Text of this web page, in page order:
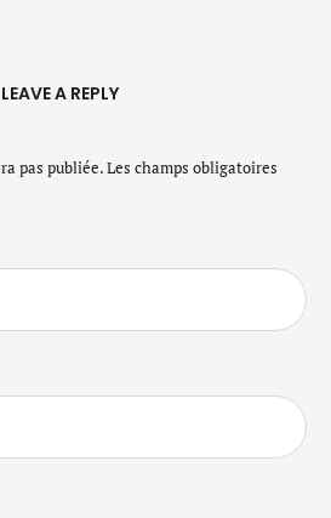
LEAVE A REPLY
pas publiée.Les champs obligatoires